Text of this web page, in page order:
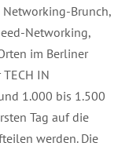
Brunch,
Networking,
im Berliner
IN
1.000 bis 1.500
Tag auf die
werden. Die